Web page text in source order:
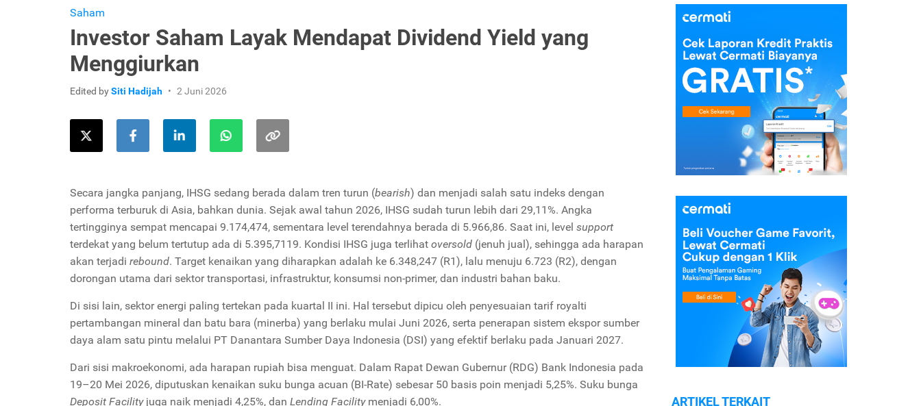
Saham
Investor Saham Layak Mendapat Dividend Yield yang
Menggiurkan
Edited bySiti Hadijah 2 Juni 2026
Secara jangka panjang, IHSG sedang berada dalam tren turun (bearish) dan menjadi salah satu indeks dengan
performa terburuk di Asia, bahkan dunia. Sejak awal tahun 2026, IHSG sudah turun lebih dari 29,11%. Angka
tertingginya sempat mencapai 9.174,474, sementara level terendahnya berada di 5.966,86. Saat ini, level support
terdekat yang belum tertutup ada di 5.395,7119. Kondisi IHSG juga terlihat oversold (jenuh jual), sehingga ada harapan
akan terjadi rebound. Target kenaikan yang diharapkan adalah ke 6.348,247 (R1), lalu menuju 6.723 (R2), dengan
dorongan utama dari sektor transportasi, infrastruktur, konsumsi non-primer, dan industri bahan baku.
Di sisi lain, sektor energi paling tertekan pada kuartal II ini. Hal tersebut dipicu oleh penyesuaian tarif royalti
pertambangan mineral dan batu bara (minerba) yang berlaku mulai Juni 2026, serta penerapan sistem ekspor sumber
daya alam satu pintu melalui PT Danantara Sumber Daya Indonesia (DSI) yang efektif berlaku pada Januari 2027.
Dari sisi makroekonomi, ada harapan rupiah bisa menguat. Dalam Rapat Dewan Gubernur (RDG) Bank Indonesia pada
19–20 Mei 2026, diputuskan kenaikan suku bunga acuan (BI-Rate) sebesar 50 basis poin menjadi 5,25%. Suku bunga
Deposit Facilityjuga naik menjadi 4,25%, dan Lending Facilitymenjadi 6,00%. ARTIKEL TERKAIT